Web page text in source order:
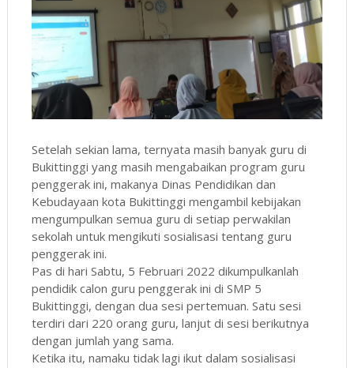
Setelah sekian lama, ternyata masih banyak guru di
Bukittinggi yang masih mengabaikan program guru
penggerak ini, makanya Dinas Pendidikan dan
Kebudayaan kota Bukittinggi mengambil kebijakan
mengumpulkan semua guru di setiap perwakilan
sekolah untuk mengikuti sosialisasi tentang guru
penggerak ini.
Pas di hari Sabtu, 5 Februari 2022 dikumpulkanlah
pendidik calon guru penggerak ini di SMP 5
Bukittinggi, dengan dua sesi pertemuan. Satu sesi
terdiri dari 220 orang guru, lanjut di sesi berikutnya
dengan jumlah yang sama.
Ketika itu, namaku tidak lagi ikut dalam sosialisasi